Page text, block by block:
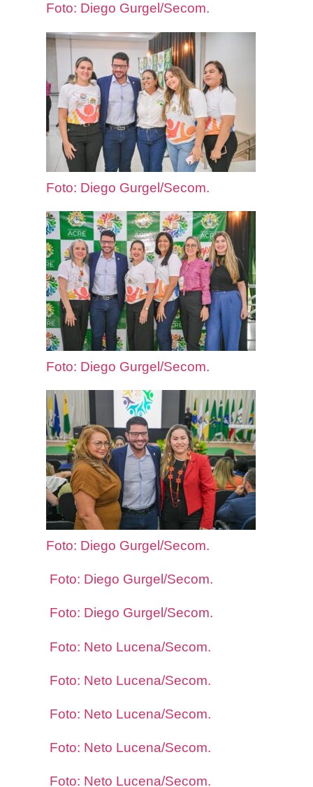
Foto: Diego Gurgel/Secom.
Foto: Diego Gurgel/Secom.
Foto: Diego Gurgel/Secom.
Foto: Diego Gurgel/Secom.
Foto: Diego Gurgel/Secom.
Foto: Diego Gurgel/Secom.
Foto: Neto Lucena/Secom.
Foto: Neto Lucena/Secom.
Foto: Neto Lucena/Secom.
Foto: Neto Lucena/Secom.
Foto: Neto Lucena/Secom.